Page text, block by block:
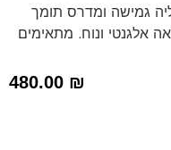
גמישה ומדרס תומך
אלגנטי ונוח, מתאימים
480.00 ₪